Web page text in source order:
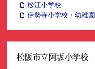
松江小学校
伊勢寺小学校・幼稚園
松阪市立阿坂小学校